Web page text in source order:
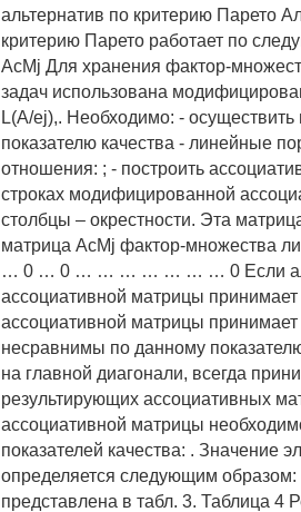
альтернатив по критерию Парето
критерию Парето работает по
АсМj Для хранения фактор-
задач использована
L(A/ej),. Необходимо: -
показателю качества - линейные
отношения: ; - построить
строках модифицированной
столбцы – окрестности. Эта
матрица АсМj фактор-множества
… 0 … 0 … … … … … … … 0 Если
ассоциативной матрицы
ассоциативной матрицы
несравнимы по данному
на главной диагонали, всегда
результирующих ассоциативных
ассоциативной матрицы
показателей качества: . Значение
определяется следующим
представлена в табл. 3. Таблица 4